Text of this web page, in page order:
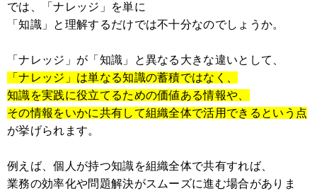
では、「ナレッジ」を単に
「知識」と理解するだけでは不十分なのでしょうか。
「ナレッジ」が「知識」と異なる大きな違いとして、
「ナレッジ」は単なる知識の蓄積ではなく、
知識を実践に役立てるための価値ある情報や、
その情報をいかに共有して組織全体で活用できるという点
が挙げられます。
例えば、個人が持つ知識を組織全体で共有すれば、
業務の効率化や問題解決がスムーズに進む場合がありま